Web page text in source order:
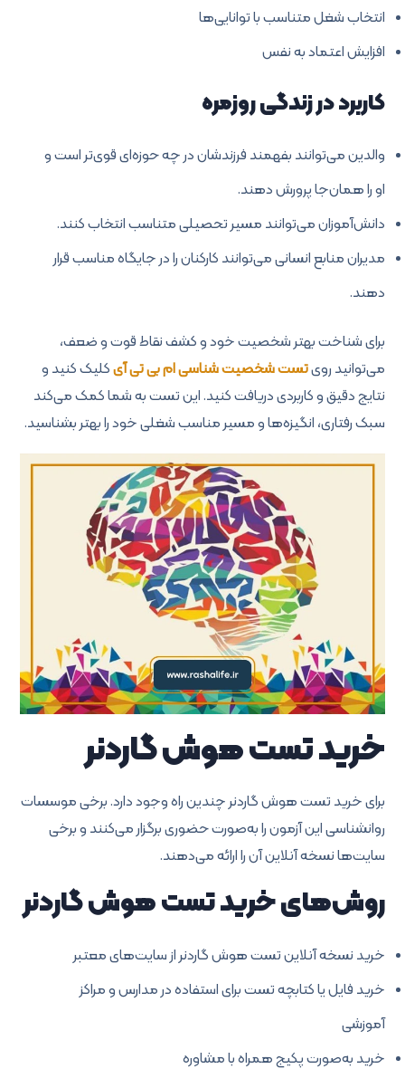
انتخاب شغل متناسب با توانایی‌ها
افزایش اعتماد به نفس
کاربرد در زندگی روزمره
والدین می‌توانند بفهمند فرزندشان در چه حوزه‌ای قوی‌تر است و
او را همان‌جا پرورش دهند.
دانش‌آموزان می‌توانند مسیر تحصیلی متناسب انتخاب کنند.
مدیران منابع انسانی می‌توانند کارکنان را در جایگاه مناسب قرار
دهند.
برای شناخت بهتر شخصیت خود و کشف نقاط قوت و ضعف،
می‌توانید رویتست شخصیت شناسی ام بی تی آیکلیک کنید و
نتایج دقیق و کاربردی دریافت کنید. این تست به شما کمک می‌کند
سبک رفتاری، انگیزه‌ها و مسیر مناسب شغلی خود را بهتر بشناسید.
خرید تست هوش گاردنر
برای خرید تست هوش گاردنر چندین راه وجود دارد. برخی موسسات
روانشناسی این آزمون را به‌صورت حضوری برگزار می‌کنند و برخی
سایت‌ها نسخه آنلاین آن را ارائه می‌دهند.
روش‌های خرید تست هوش گاردنر
خرید نسخه آنلاین تست هوش گاردنر از سایت‌های معتبر
خرید فایل یا کتابچه تست برای استفاده در مدارس و مراکز
آموزشی
خرید به‌صورت پکیج همراه با مشاوره